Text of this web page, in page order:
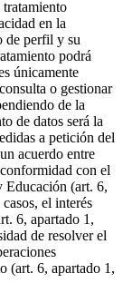
tratamiento
en la
de perfil y su
podrá
únicamente
o gestionar
de la
de datos será la
a petición del
acuerdo entre
con el
Educación (art. 6,
el interés
6, apartado 1,
de resolver el
(art. 6, apartado 1,